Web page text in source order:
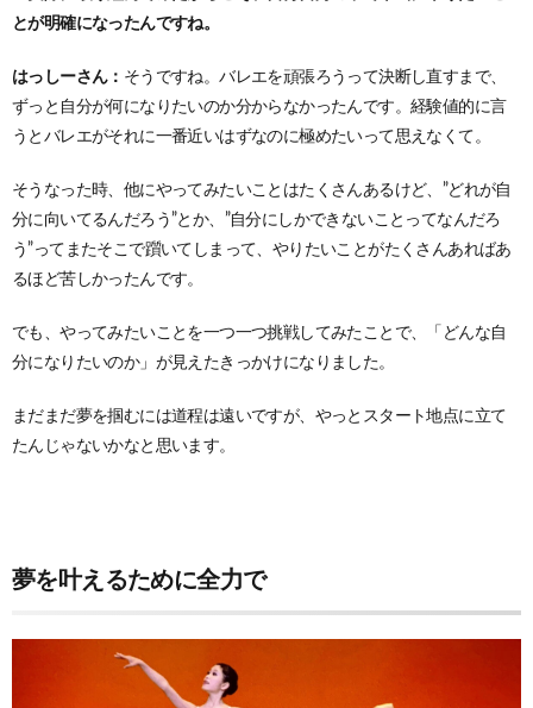
とが明確になったんですね。
はっしーさん： そうですね。バレエを頑張ろうって決断し直すまで、
ずっと自分が何になりたいのか分からなかったんです。経験値的に言
うとバレエがそれに一番近いはずなのに極めたいって思えなくて。
そうなった時、他にやってみたいことはたくさんあるけど、”どれが自
分に向いてるんだろう”とか、”自分にしかできないことってなんだろ
う”ってまたそこで躓いてしまって、やりたいことがたくさんあればあ
るほど苦しかったんです。
でも、やってみたいことを一つ一つ挑戦してみたことで、「どんな自
分になりたいのか」が見えたきっかけになりました。
まだまだ夢を掴むには道程は遠いですが、やっとスタート地点に立て
たんじゃないかなと思います。
夢を叶えるために全力で